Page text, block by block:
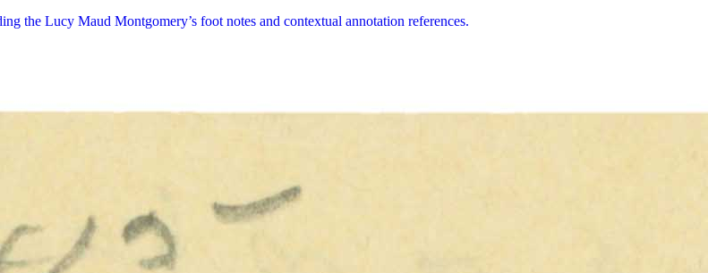
the Lucy Maud Montgomery’s foot notes and contextual annotation references.